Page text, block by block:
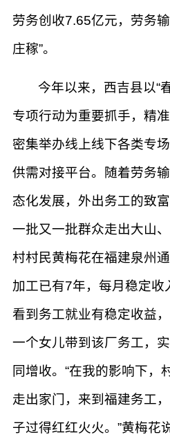
劳务创收7.65亿元，劳务
庄稼”。
今年以来，西吉县以“
专项行动为重要抓手，精
密集举办线上线下各类专
供需对接平台。随着劳务
态化发展，外出务工的致
一批又一批群众走出大山
村村民黄梅花在福建泉州
加工已有7年，每月稳定收
看到务工就业有稳定收益
一个女儿带到该厂务工，
同增收。“在我的影响下，
走出家门，来到福建务工
子过得红红火火。”黄梅花